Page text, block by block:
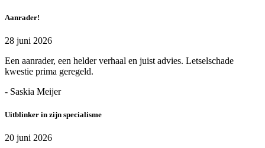
Aanrader!
28 juni 2026
Een aanrader, een helder verhaal en juist advies. Letselschade
kwestie prima geregeld.
- Saskia Meijer
Uitblinker in zijn specialisme
20 juni 2026